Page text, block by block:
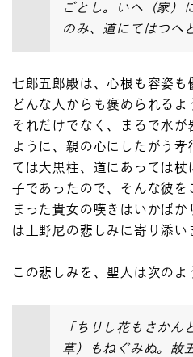
ごとし。いへ（家）
のみ、道にてはつへ
七郎五郎殿は、心根も容姿も
どんな人からも褒められるよ
それだけでなく、まるで水が
ように、親の心にしたがう孝
ては大黒柱、道にあっては杖
子であったので、そんな彼を
まった貴女の嘆きはいかば
は上野尼の悲しみに寄り添い
この悲しみを、聖人は次のよ
「ちりし花もさかん
草）もねぐみぬ。故